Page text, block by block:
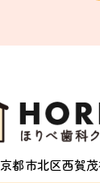
京都市北区西賀